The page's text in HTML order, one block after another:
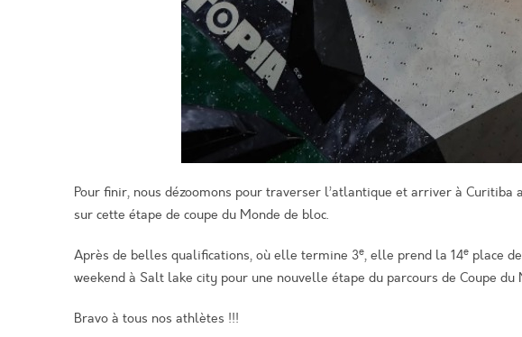
Pour finir, nous dézoomons pour traverser l’atlantique et arriver à
sur cette étape de coupe du Monde de bloc.
Après de belles qualifications, où elle termine 3e, elle prend la 14e place
weekend à Salt lake city pour une nouvelle étape du parcours de Coupe du
Bravo à tous nos athlètes !!!